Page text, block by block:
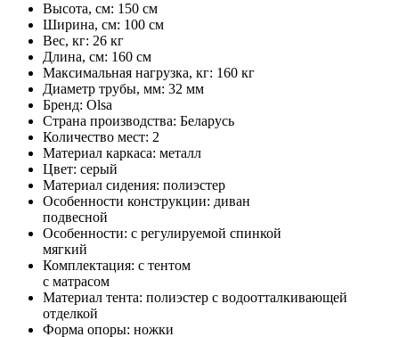
Высота, см: 150 см
Ширина, см: 100 см
Вес, кг: 26 кг
Длина, см: 160 см
Максимальная нагрузка, кг: 160 кг
Диаметр трубы, мм: 32 мм
Бренд: Olsa
Страна производства: Беларусь
Количество мест: 2
Материал каркаса: металл
Цвет: серый
Материал сидения: полиэстер
Особенности конструкции: диван
подвесной
Особенности: с регулируемой спинкой
мягкий
Комплектация: с тентом
с матрасом
Материал тента: полиэстер с водоотталкивающей
отделкой
Форма опоры: ножки